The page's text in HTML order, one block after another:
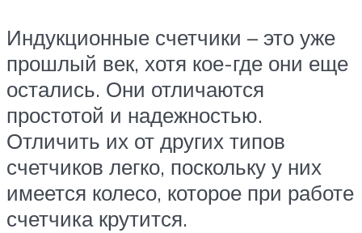
Индукционные счетчики – это уже
прошлый век, хотя кое-где они еще
остались. Они отличаются
простотой и надежностью.
Отличить их от других типов
счетчиков легко, поскольку у них
имеется колесо, которое при работе
счетчика крутится.